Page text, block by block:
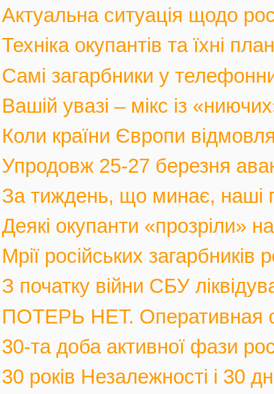
Актуальна ситуація щодо
Техніка окупантів та їхні
Самі загарбники у
Вашій увазі – мікс із
Коли країни Європи
Упродовж 25-27 березня
За тиждень, що минає, наші
Деякі окупанти «прозріли»
Мрії російських
З початку війни СБУ
ПОТЕРЬ НЕТ. Оперативная
30-та доба активної фази
30 років Незалежності і 30